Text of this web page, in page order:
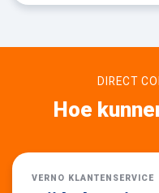
DIRECT
Hoe
VERNO KLANTENSERVICE